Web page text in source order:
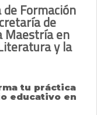
Formación
de
Maestría en
y la
tu práctica
educativo en